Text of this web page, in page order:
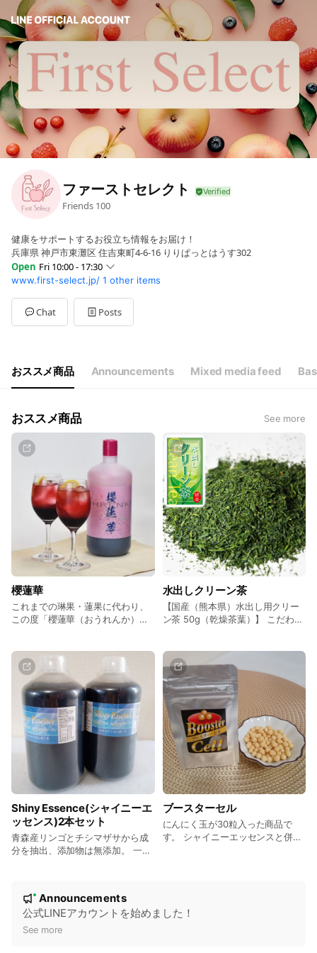
ファーストセレクト
Friends 100
健康をサポートするお役立ち情報をお届け！
兵庫県 神戸市東灘区 住吉東町4-6-16 りりぱっとはうす302
Open Fri 10:00 - 17:30
SunClosed
Mon10:00 - 17:30
Tue10:00 - 17:30
Wed10:00 - 17:30
Sat
年末年始（2025/12/27～2026/1/4）はお休み
www.first-select.jp/ 1 other items
Chat Posts
おススメ商品 Announcements Mixed media feed
おススメ商品 See more
櫻蓮華
これまでの琳果・蓮果に代わり、
この度「櫻蓮華（おうれんか）」
いた素晴らしさにプラスアルファ
ーされた『椎茸菌糸体』という椎
茸の根っこにあたる成分が健康を
サポートします。
水出しクリーン茶
【国産（熊本県）水出し用クリー
ン茶 50g（乾燥茶葉）】 こだわり
お茶です。 是非、水出しでお召し
上がりください。
Shiny Essence(シャイニーエ
ッセンス)2本セット
青森産リンゴとチシマザサから成
分を抽出、添加物は無添加。 一日
お召し上がり方は弊社販売の別商
品「ブースターセル」との併用で
す！
ブースターセル
にんにく玉が30粒入った商品で
す。 シャイニーエッセンスと併せ
New
Announcements
公式LINEアカウントを始めました！
See more